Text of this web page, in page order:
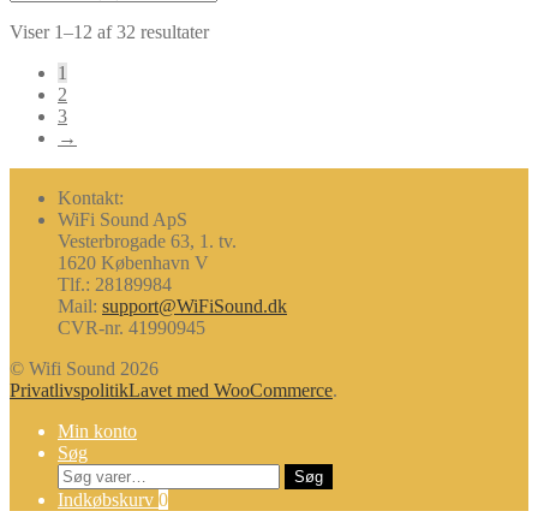
Viser 1–12 af 32 resultaterSorteret
1
2
3
→
Kontakt:
WiFi Sound ApS
Vesterbrogade 63, 1. tv.
1620 København V
Tlf.: 28189984
Mail: support@WiFiSound.dk
CVR-nr. 41990945
© Wifi Sound 2026
PrivatlivspolitikLavet med WooCommerce.
Min konto
Søg
Søg
efter:
Søg
Indkøbskurv 0